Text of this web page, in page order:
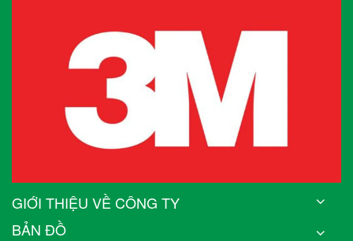
GIỚI THIỆU VỀ CÔNG TY
BẢN ĐỒ